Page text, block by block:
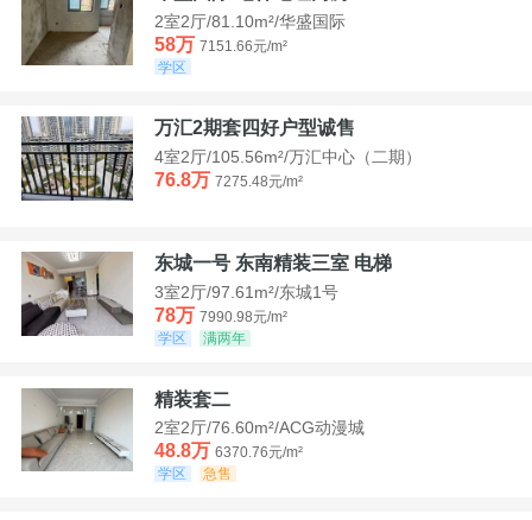
2室2厅/81.10m²/华盛国际
58万 7151.66元/m²
学区
万汇2期套四好户型诚售
4室2厅/105.56m²/万汇中心（二期）
76.8万 7275.48元/m²
东城一号 东南精装三室 电梯
3室2厅/97.61m²/东城1号
78万 7990.98元/m²
学区
满两年
精装套二
2室2厅/76.60m²/ACG动漫城
48.8万 6370.76元/m²
学区
急售